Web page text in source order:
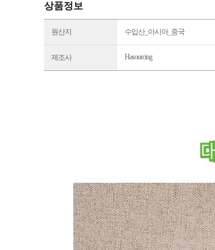
상품정보
원산지 수입산_아시아_중국
제조사 Hasourcing